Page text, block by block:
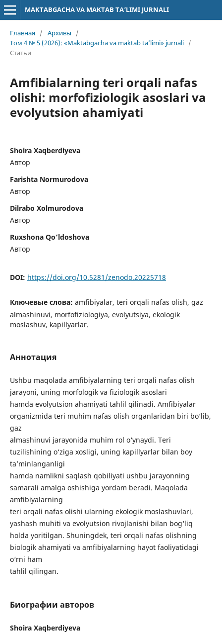
MAKTABGACHA VA MAKTAB TA’LIMI JURNALI
Главная / Архивы
/
Том 4 № 5 (2026): «Maktabgacha va maktab ta’limi» jurnali /
Статьи
Amfibialarning teri orqali nafas
olishi: morfofiziologik asoslari va
evolyutsion ahamiyati
Shoira Xaqberdiyeva
Автор
Farishta Normurodova
Автор
Dilrabo Xolmurodova
Автор
Ruxshona Qo‘ldoshova
Автор
DOI: https://doi.org/10.5281/zenodo.20225718
Ключевые слова: amfibiyalar, teri orqali nafas olish, gaz
almashinuvi, morfofiziologiya, evolyutsiya, ekologik
moslashuv, kapillyarlar.
Аннотация
Ushbu maqolada amfibiyalarning teri orqali nafas olish
jarayoni, uning morfologik va fiziologik asoslari
hamda evolyutsion ahamiyati tahlil qilinadi. Amfibiyalar
organizmida teri muhim nafas olish organlaridan biri bo‘lib,
gaz
almashinuvi jarayonida muhim rol o‘ynaydi. Teri
tuzilishining o‘ziga xosligi, uning kapillyarlar bilan boy
ta’minlanganligi
hamda namlikni saqlash qobiliyati ushbu jarayonning
samarali amalga oshishiga yordam beradi. Maqolada
amfibiyalarning
teri orqali nafas olishi ularning ekologik moslashuvlari,
yashash muhiti va evolyutsion rivojlanishi bilan bog‘liq
holda yoritilgan. Shuningdek, teri orqali nafas olishning
biologik ahamiyati va amfibiyalarning hayot faoliyatidagi
o‘rni ham
tahlil qilingan.
Биографии авторов
Shoira Xaqberdiyeva